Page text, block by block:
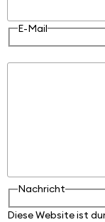
E-Mail
Nachricht
Diese Website ist